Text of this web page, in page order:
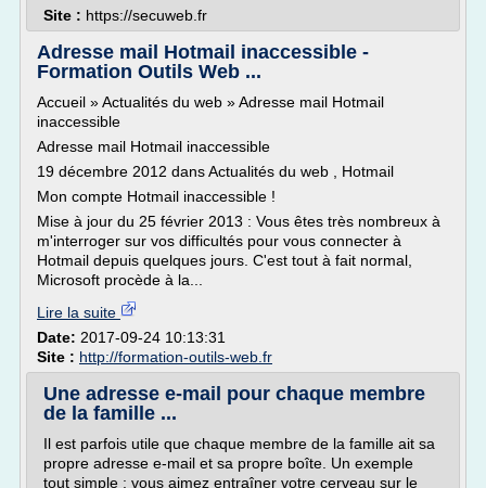
Site : https://secuweb.fr
Adresse mail Hotmail inaccessible -
Formation Outils Web ...
Accueil » Actualités du web » Adresse mail Hotmail
inaccessible
Adresse mail Hotmail inaccessible
19 décembre 2012 dans Actualités du web , Hotmail
Mon compte Hotmail inaccessible !
Mise à jour du 25 février 2013 : Vous êtes très nombreux à
m'interroger sur vos difficultés pour vous connecter à
Hotmail depuis quelques jours. C'est tout à fait normal,
Microsoft procède à la...
Lire la suite
Date: 2017-09-24 10:13:31
Site : http://formation-outils-web.fr
Une adresse e-mail pour chaque membre
de la famille ...
Il est parfois utile que chaque membre de la famille ait sa
propre adresse e-mail et sa propre boîte. Un exemple
tout simple : vous aimez entraîner votre cerveau sur le